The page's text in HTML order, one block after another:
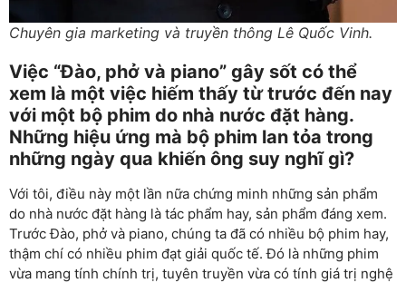
Chuyên gia marketing và truyền thông Lê Quốc Vinh.
Việc “Đào, phở và piano” gây sốt có thể
xem là một việc hiếm thấy từ trước đến nay
với một bộ phim do nhà nước đặt hàng.
Những hiệu ứng mà bộ phim lan tỏa trong
những ngày qua khiến ông suy nghĩ gì?
Với tôi, điều này một lần nữa chứng minh những sản phẩm
do nhà nước đặt hàng là tác phẩm hay, sản phẩm đáng xem.
Trước Đào, phở và piano, chúng ta đã có nhiều bộ phim hay,
thậm chí có nhiều phim đạt giải quốc tế. Đó là những phim
vừa mang tính chính trị, tuyên truyền vừa có tính giá trị nghệ